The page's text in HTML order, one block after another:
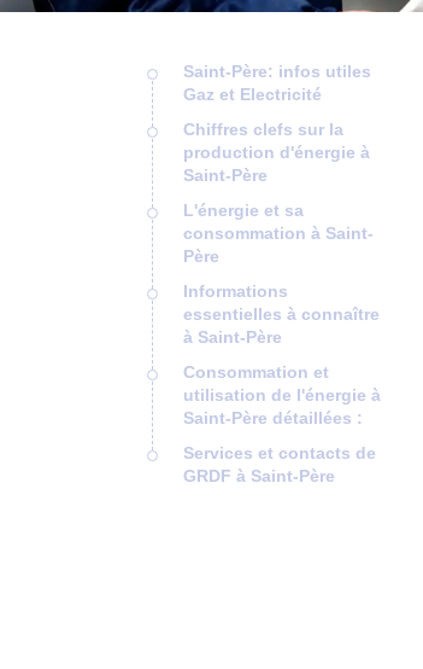
Saint-Père: infos utiles
Gaz et Electricité
Chiffres clefs sur la
production d'énergie à
Saint-Père
L'énergie et sa
consommation à Saint-
Père
Informations
essentielles à connaître
à Saint-Père
Consommation et
utilisation de l'énergie à
Saint-Père détaillées :
Services et contacts de
GRDF à Saint-Père